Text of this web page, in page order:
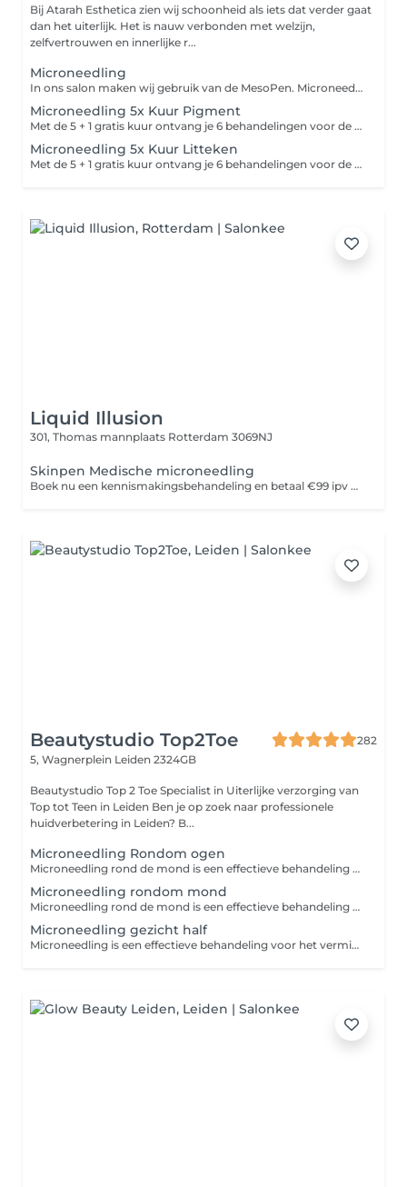
Bij Atarah Esthetica zien wij schoonheid als iets dat verder gaat
dan het uiterlijk. Het is nauw verbonden met welzijn,
zelfvertrouwen en innerlijke r...
Microneedling
In ons salon maken wij gebruik van de MesoPen. Microneedling wordt ook wel Collageen Inductie Therapy genoemd. Hierbij worden kleine minuscule gaatjes in de huid gemaakt met de Mesopen, om zo collageen en elastin aanmaak te bevorderen. Tijdens de behandeling wordt er een speciaal serum gebruikt, die geschikt is voor microneedling. Het serum wordt als tussenstof gebruikt, zodat het soepel beweegt en het serum wordt direct in de huid opgenomen. Na acne kunnen er vervelende littekens achterblijven op de huid. Vooral na acne op het gezicht kunnen littekens en vlekjes achterblijven. Deze littekens en vlekjes kunnen effectief behandeld worden met microneedling behandelingen. Dit helpt goed tegen; Littekens vermindering Pigmentvlekken vermindering Lichte acne vermindering Rimpels/huidveroudering vermindering Grove poriën vermindering Verslapte huid strakker maken
Microneedling 5x Kuur Pigment
Met de 5 + 1 gratis kuur ontvang je 6 behandelingen voor de prijs van 5! Dit betekent dat je voor de prijs van 5 behandelingen een volledige kuur van 6 sessies kunt volgen. De behandelingen worden om de 4 á 6 weken gepland, zodat je optimaal resultaat kunt behalen. Dit is een ideale manier om je huid langdurig te verzorgen en te verbeteren, terwijl je profiteert van een korting op de totale prijs. Incl. Thuisproducten
Microneedling 5x Kuur Litteken
Met de 5 + 1 gratis kuur ontvang je 6 behandelingen voor de prijs van 5! Dit betekent dat je voor de prijs van 5 behandelingen een volledige kuur van 6 sessies kunt volgen. De behandelingen worden om de 4 á 6 weken gepland, zodat je optimaal resultaat kunt behalen. Dit is een ideale manier om je huid langdurig te verzorgen en te verbeteren, terwijl je profiteert van een korting op de totale prijs. Incl. Thuisproducten
Liquid Illusion
301, Thomas mannplaats Rotterdam 3069NJ
Skinpen Medische microneedling
Boek nu een kennismakingsbehandeling en betaal €99 ipv €200
Beautystudio Top2Toe
282
5, Wagnerplein Leiden 2324GB
Beautystudio Top 2 Toe Specialist in Uiterlijke verzorging van
Top tot Teen in Leiden Ben je op zoek naar professionele
huidverbetering in Leiden? B...
Microneedling Rondom ogen
Microneedling rond de mond is een effectieve behandeling voor het verminderen van rimpels en het verstevigen van de huid, doordat de huid gestimuleerd wordt om meer collageen en elastine aan te maken Wat doet de eye-treatment microneedling? Bevordert de afvoer van overtollig lymfevocht Zorgt voor een betere doorbloeding Verbetert de spanning en permeabiliteit van vaatwand Bevordert afbraak van vetcellen Remt de pigmentaanmaak af Maakt de huid onder de ogen lichter
Microneedling rondom mond
Microneedling rond de mond is een effectieve behandeling voor het verminderen van rimpels en het verstevigen van de huid, doordat de huid gestimuleerd wordt om meer collageen en elastine aan te maken Wat doet de eye-treatment microneedling? Bevordert de afvoer van overtollig lymfevocht Zorgt voor een betere doorbloeding Verbetert de spanning en permeabiliteit van vaatwand Bevordert afbraak van vetcellen Remt de pigmentaanmaak af Maakt de huid onder de ogen lichter
Microneedling gezicht half
Microneedling is een effectieve behandeling voor het verminderen van rimpels en het verstevigen van de huid, doordat de huid gestimuleerd wordt om meer collageen en elastine aan te maken Het verminderd fijne lijntjes en grove porien Het verminderd pigmentvlekken en hyperpigmentatie door zonschade Het verbeterd de doorbloeding Het zorgt voor betere opname van werkzame stoffen en ingredienten uit uw producten Het verminderd rimpels en fijne lijntjes Voor het beste resultaat is een kuur van 3 of 6 behandelingen aan te raden in combinatie met producten voor thuis gebruik bij een kuur van 3 krijgt u 50% korting op een product pakket t.w.v. 155,- van Decaar voor thuisgebruik bij een kuur van van 6 krijgt u dit pakket GRATIS